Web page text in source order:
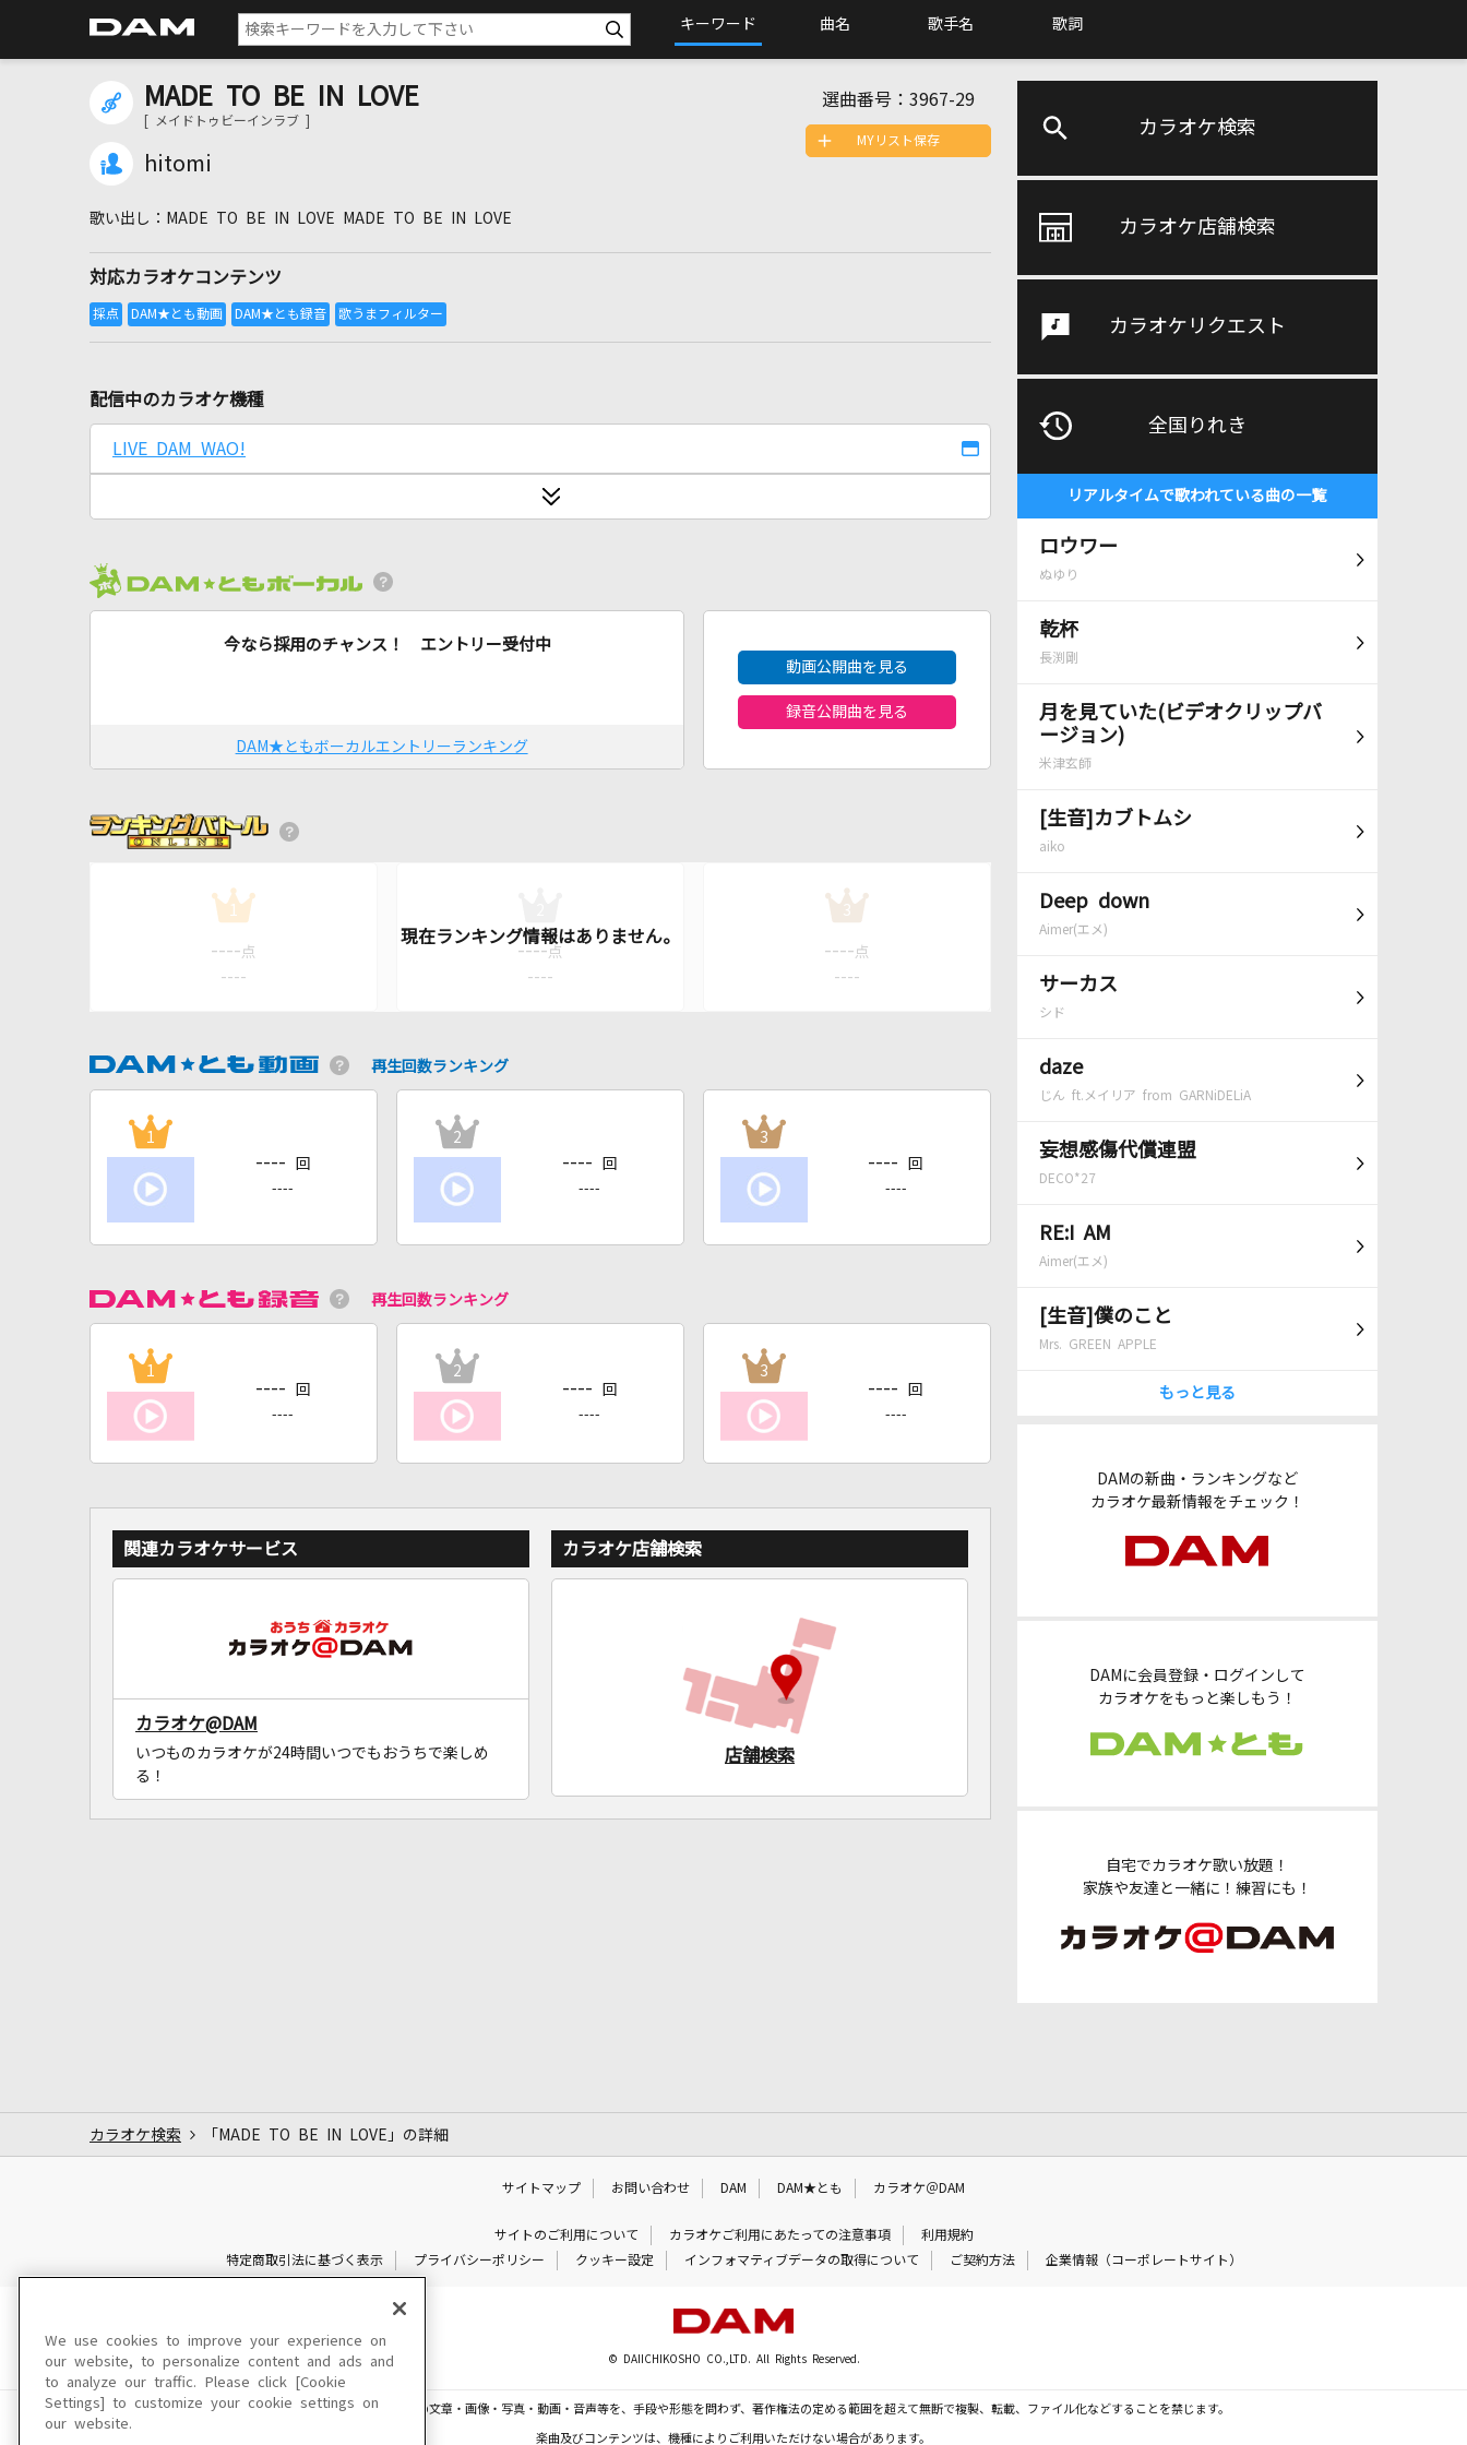
キーワード 曲名 歌手名 歌詞
カラオケ検索
カラオケ店舗検索
カラオケリクエスト
全国りれき
リアルタイムで歌われている曲の一覧
ロウワー
ぬゆり
乾杯
長渕剛
月を見ていた(ビデオクリップバ
ージョン)
米津玄師
[生音]カブトムシ
aiko
Deep down
Aimer(エメ)
サーカス
シド
daze
じん ft.メイリア from GARNiDELiA
妄想感傷代償連盟
DECO*27
RE:I AM
Aimer(エメ)
[生音]僕のこと
Mrs. GREEN APPLE
もっと見る
DAMの新曲・ランキングなど
カラオケ最新情報をチェック！
DAMに会員登録・ログインして
カラオケをもっと楽しもう！
自宅でカラオケ歌い放題！
家族や友達と一緒に！練習にも！
MADE TO BE IN LOVE
[ メイドトゥビーインラブ ]
hitomi
選曲番号： 3967-29
MADE TO BE IN LOVE MADE TO BE IN LOVE
対応カラオケコンテンツ
MYリスト保存
配信中のカラオケ機種
LIVE DAM WAO!
今なら採用のチャンス！ エントリー受付中
DAM★ともボーカルエントリーランキング
動画公開曲を見る
録音公開曲を見る
1
---- 点
----
---- 点
----
3
---- 点
----
再生回数ランキング
1
---- 回
----
2
---- 回
----
3
---- 回
----
再生回数ランキング
1
---- 回
----
2
---- 回
----
3
---- 回
----
関連カラオケサービス
カラオケ@DAM
いつものカラオケが24時間いつでもおうちで楽しめ
る！
カラオケ店舗検索
店舗検索
カラオケ検索 「MADE TO BE IN LOVE」の詳細
サイトマップ お問い合わせ DAM DAM★とも カラオケ＠DAM
サイトのご利用について カラオケご利用にあたっての注意事項
利用規約
特定商取引法に基づく表示
プライバシーポリシー クッキー設定 インフォマティブデータの取得について ご契約方法 企業情報（コーポレートサイト）
© DAIICHIKOSHO CO.,LTD. All Rights Reserved.
このサイトに掲載されている一切の文章・画像・写真・動画・音声等を、手段や形態を問わず、著作権法の定める範囲を超えて無断で複製、転載、ファイル化などすることを禁じます。
楽曲及びコンテンツは、機種によりご利用いただけない場合があります。
We use cookies to improve your experience on
our website, to personalize content and ads and
to analyze our traffic. Please click [Cookie
Settings] to customize your cookie settings on
our website.